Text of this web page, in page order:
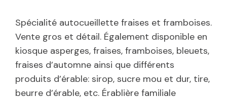
Spécialité autocueillette fraises et framboises.
Vente gros et détail. Également disponible en
kiosque asperges, fraises, framboises, bleuets,
fraises d’automne ainsi que différents
produits d’érable: sirop, sucre mou et dur, tire,
beurre d’érable, etc. Érablière familiale